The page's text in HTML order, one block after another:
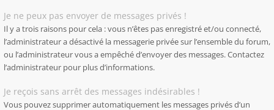
Je ne peux pas envoyer de messages privés !
Il y a trois raisons pour cela : vous n’êtes pas enregistré et/ou connecté,
l’administrateur a désactivé la messagerie privée sur l’ensemble du forum,
ou l’administrateur vous a empêché d’envoyer des messages. Contactez
l’administrateur pour plus d’informations.
Je reçois sans arrêt des messages indésirables !
Vous pouvez supprimer automatiquement les messages privés d’un